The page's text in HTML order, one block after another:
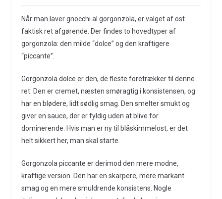
Når man laver gnocchi al gorgonzola, er valget af ost
faktisk ret afgørende. Der findes to hovedtyper af
gorgonzola: den milde “dolce” og den kraftigere
“piccante”.
Gorgonzola dolce er den, de fleste foretrækker til denne
ret. Den er cremet, næsten smøragtig i konsistensen, og
har en blødere, lidt sødlig smag. Den smelter smukt og
giver en sauce, der er fyldig uden at blive for
dominerende. Hvis man er ny til blåskimmelost, er det
helt sikkert her, man skal starte.
Gorgonzola piccante er derimod den mere modne,
kraftige version. Den har en skarpere, mere markant
smag og en mere smuldrende konsistens. Nogle